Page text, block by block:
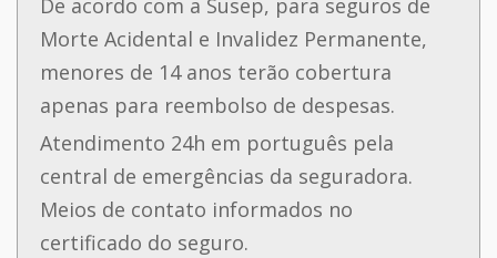
De acordo com a Susep, para seguros de
Morte Acidental e Invalidez Permanente,
menores de 14 anos terão cobertura
apenas para reembolso de despesas.
Atendimento 24h em português pela
central de emergências da seguradora.
Meios de contato informados no
certificado do seguro.